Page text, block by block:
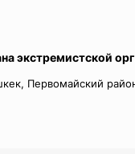
экстремистской
Первомайский